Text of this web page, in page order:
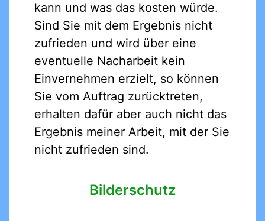
kann und was das kosten würde.
Sind Sie mit dem Ergebnis nicht
zufrieden und wird über eine
eventuelle Nacharbeit kein
Einvernehmen erzielt, so können
Sie vom Auftrag zurücktreten,
erhalten dafür aber auch nicht das
Ergebnis meiner Arbeit, mit der Sie
nicht zufrieden sind.
Bilderschutz